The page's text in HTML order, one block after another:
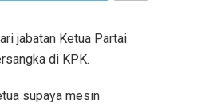
jabatan Ketua Partai
di KPK.
supaya mesin